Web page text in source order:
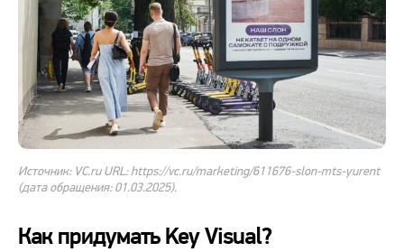
Источник: VC.ru URL: https://vc.ru/marketing/611676-slon-mts-yurent
(дата обращения: 01.03.2025).
Как придумать Key Visual?